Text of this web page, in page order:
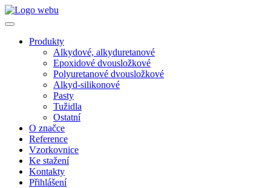
Produkty
Alkydové, alkyduretanové
Epoxidové dvousložkové
Polyuretanové dvousložkové
Alkyd-silikonové
Pasty
Tužidla
Ostatní
O značce
Reference
Vzorkovnice
Ke stažení
Kontakty
Přihlášení